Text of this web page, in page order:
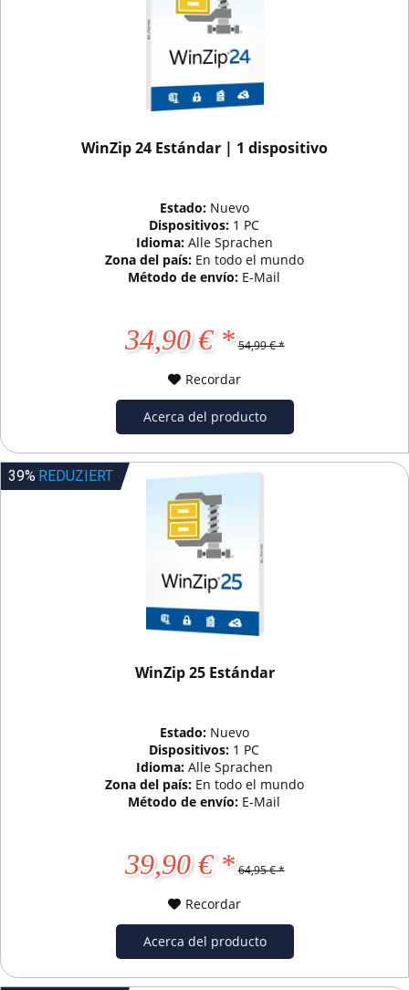
WinZip 24 Estándar | 1 dispositivo
Estado: Nuevo
Dispositivos: 1 PC
Idioma: Alle Sprachen
Zona del país: En todo el mundo
Método de envío: E-Mail
34,90 € * 54,99 € *
Recordar
Acerca del producto
39% REDUZIERT
WinZip 25 Estándar
Estado: Nuevo
Dispositivos: 1 PC
Idioma: Alle Sprachen
Zona del país: En todo el mundo
Método de envío: E-Mail
39,90 € * 64,95 € *
Recordar
Acerca del producto